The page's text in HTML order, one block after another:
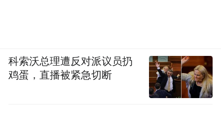
科索沃总理遭反对派议员扔
鸡蛋，直播被紧急切断